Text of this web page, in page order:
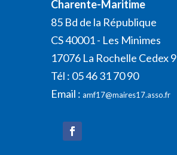
Charente-Maritime
85 Bd de la République
CS 40001 - Les Minimes
17076 La Rochelle Cedex 9
Tél : 05 46 31 70 90
Email : amf17@maires17.asso.fr